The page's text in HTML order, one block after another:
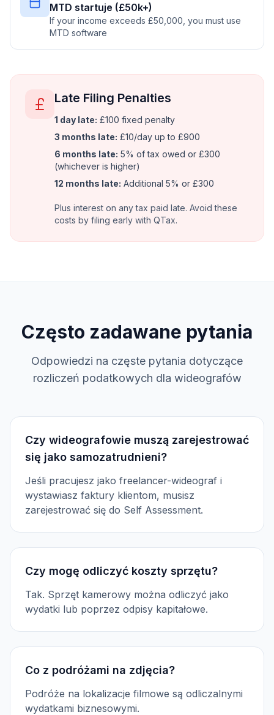
MTD startuje (£50k+)
If your income exceeds £50,000, you must use
MTD software
Late Filing Penalties
1 day late: £100 fixed penalty
3 months late: £10/day up to £900
6 months late: 5% of tax owed or £300
(whichever is higher)
12 months late: Additional 5% or £300
Plus interest on any tax paid late. Avoid these
costs by filing early with QTax.
Często zadawane pytania
Odpowiedzi na częste pytania dotyczące
rozliczeń podatkowych dla wideografów
Czy wideografowie muszą zarejestrować
się jako samozatrudnieni?
Jeśli pracujesz jako freelancer-wideograf i
wystawiasz faktury klientom, musisz
zarejestrować się do Self Assessment.
Czy mogę odliczyć koszty sprzętu?
Tak. Sprzęt kamerowy można odliczyć jako
wydatki lub poprzez odpisy kapitałowe.
Co z podróżami na zdjęcia?
Podróże na lokalizacje filmowe są odliczalnymi
wydatkami biznesowymi.